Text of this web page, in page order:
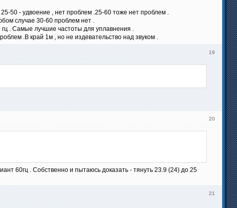
50 - удвоение , нет проблем .25-60 тоже нет проблем .
случае 30-60 проблем нет .
гц . Самые лучшие частоты для уплавнения .
.В край 1м , но не издевательство над звуком .
19
20
60гц . Собственно и пытаюсь доказать - тянуть 23.9 (24) до 25
21